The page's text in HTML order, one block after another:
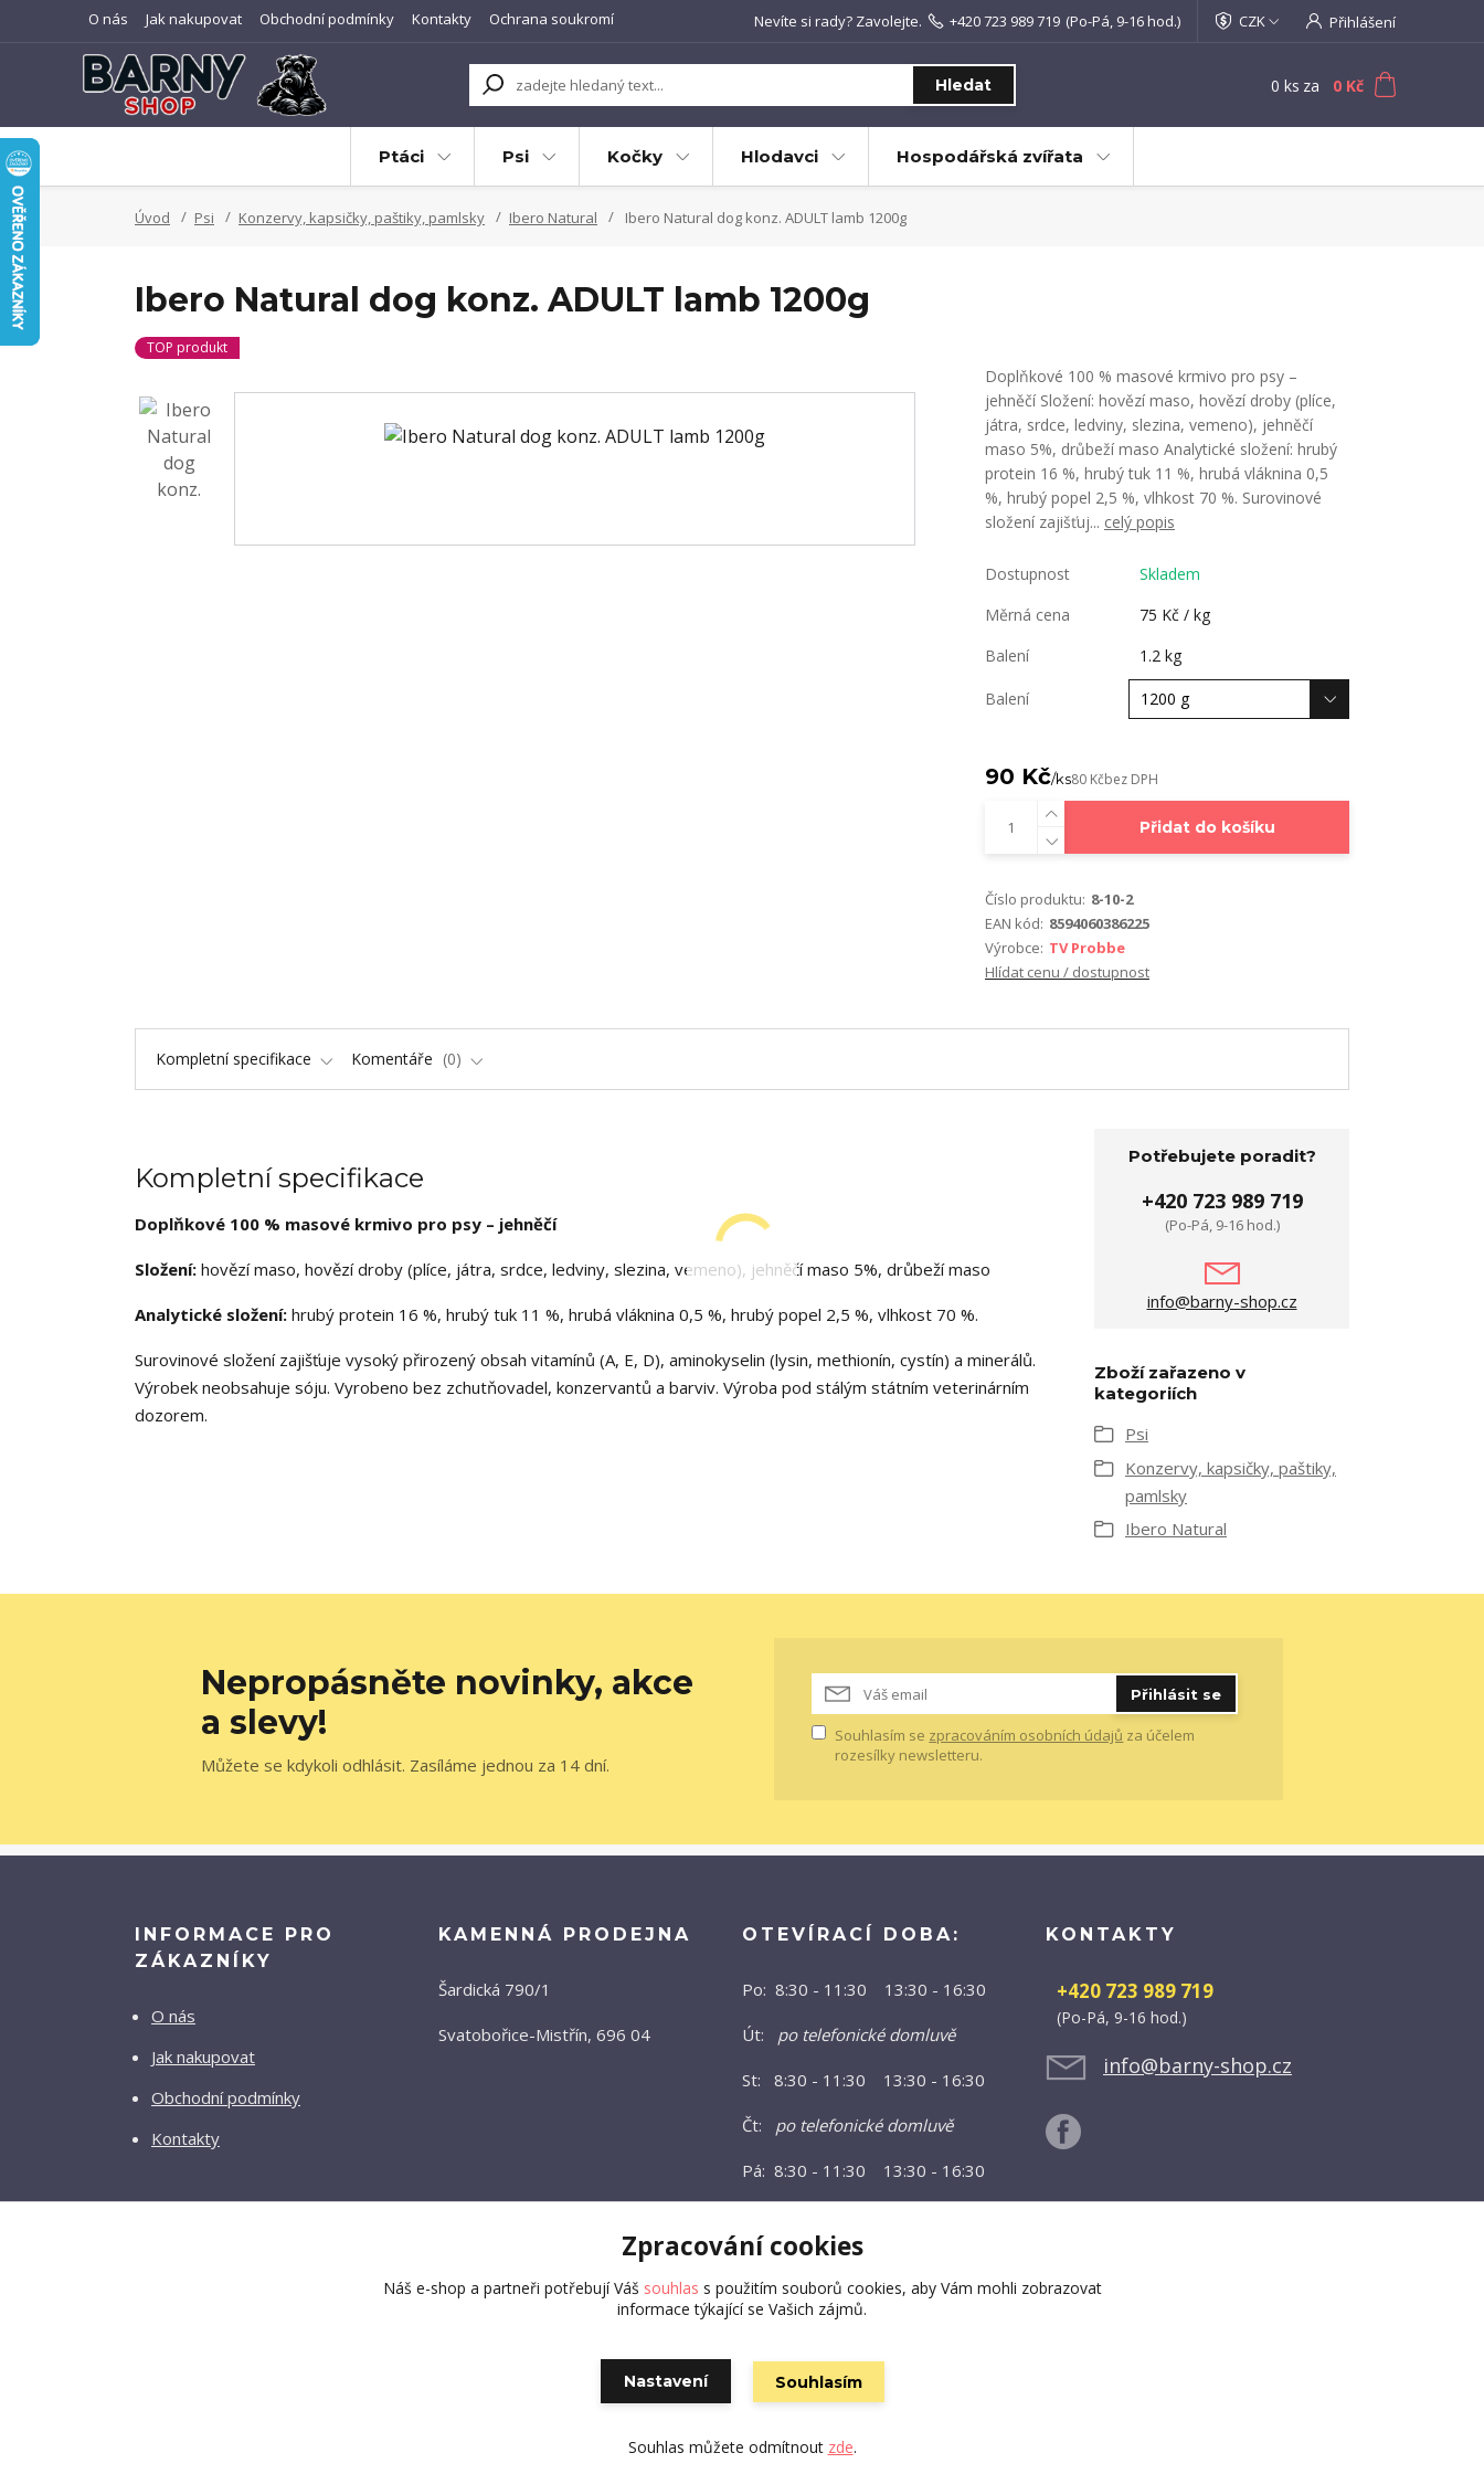
O nás Jak nakupovat Obchodní podmínky Kontakty Ochrana soukromí CZK Přihlášení
Hledat
Nevíte si rady? Zavolejte. +420 723 989 719 (Po-Pá, 9-16 hod.)
0 ks za 0 Kč
Ptáci Psi Kočky Hlodavci Hospodářská zvířata
Úvod Psi Konzervy, kapsičky, paštiky, pamlsky Ibero Natural Ibero Natural dog konz. ADULT lamb 1200g
Ibero Natural dog konz. ADULT lamb 1200g
TOP produkt
Doplňkové 100 % masové krmivo pro psy –
jehněčí Složení: hovězí maso, hovězí droby (plíce,
játra, srdce, ledviny, slezina, vemeno), jehněčí
maso 5%, drůbeží maso Analytické složení: hrubý
protein 16 %, hrubý tuk 11 %, hrubá vláknina 0,5
%, hrubý popel 2,5 %, vlhkost 70 %. Surovinové
složení zajišťuj... celý popis
Dostupnost
Skladem
Měrná cena
75 Kč / kg
Balení
1.2 kg
Balení
90 Kč/ks80 Kčbez DPH
Přidat do košíku
Číslo produktu: 8-10-2
EAN kód: 8594060386225
Výrobce: TV Probbe
Hlídat cenu / dostupnost
Kompletní specifikace Komentáře 0
Kompletní specifikace
Doplňkové 100 % masové krmivo pro psy – jehněčí
Složení: hovězí maso, hovězí droby (plíce, játra, srdce, ledviny, slezina, vemeno), jehněčí maso 5%, drůbeží maso
Analytické složení: hrubý protein 16 %, hrubý tuk 11 %, hrubá vláknina 0,5 %, hrubý popel 2,5 %, vlhkost 70 %.
Surovinové složení zajišťuje vysoký přirozený obsah vitamínů (A, E, D), aminokyselin (lysin, methionín, cystín) a minerálů.
Výrobek neobsahuje sóju. Vyrobeno bez zchutňovadel, konzervantů a barviv. Výroba pod stálým státním veterinárním
dozorem.
Potřebujete poradit?
+420 723 989 719
(Po-Pá, 9-16 hod.)
info@barny-shop.cz
Zboží zařazeno v
kategoriích
Psi
Konzervy, kapsičky, paštiky,
pamlsky
Ibero Natural
Nepropásněte novinky, akce
a slevy!
Můžete se kdykoli odhlásit. Zasíláme jednou za 14 dní.
Přihlásit se
Souhlasím se zpracováním osobních údajů za účelem
rozesílky newsletteru.
INFORMACE PRO
ZÁKAZNÍKY
O nás
Jak nakupovat
Obchodní podmínky
Kontakty
KAMENNÁ PRODEJNA
Šardická 790/1
Svatobořice-Mistřín, 696 04
OTEVÍRACÍ DOBA:
Po: 8:30 - 11:30 13:30 - 16:30
Út: po telefonické domluvě
St: 8:30 - 11:30 13:30 - 16:30
Čt: po telefonické domluvě
Pá: 8:30 - 11:30 13:30 - 16:30
KONTAKTY
+420 723 989 719
(Po-Pá, 9-16 hod.)
info@barny-shop.cz
Zpracování cookies
Náš e-shop a partneři potřebují Váš souhlas s použitím souborů cookies, aby Vám mohli zobrazovat
informace týkající se Vašich zájmů.
Nastavení Souhlasím
Souhlas můžete odmítnout zde.